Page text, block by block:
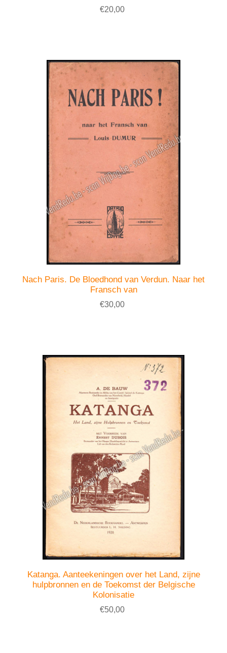
€20,00
Nach Paris. De Bloedhond van Verdun. Naar het
Fransch van
€30,00
Katanga. Aanteekeningen over het Land, zijne
hulpbronnen en de Toekomst der Belgische
Kolonisatie
€50,00